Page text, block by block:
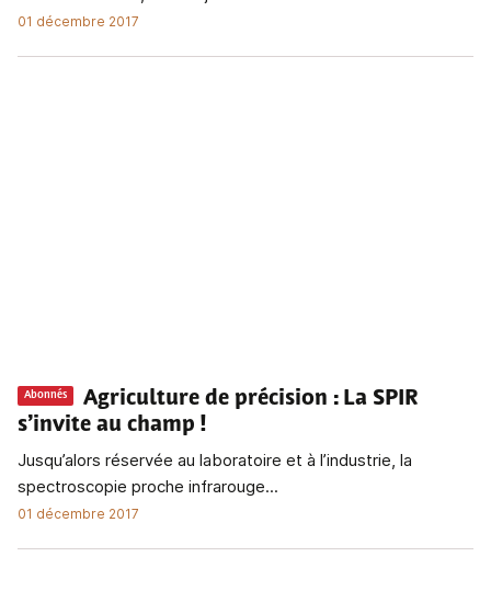
01 décembre 2017
Abonnés Agriculture de précision : La SPIR
s’invite au champ !
Jusqu’alors réservée au laboratoire et à l’industrie, la
spectroscopie proche infrarouge...
01 décembre 2017